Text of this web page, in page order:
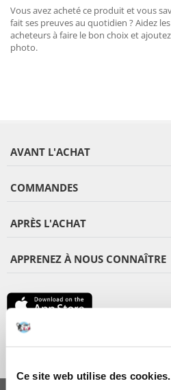
Ce site web utilise des cookies.
Vous avez acheté ce produit et vous
fait ses preuves au quotidien ? Aidez
acheteurs à faire le bon choix et
photo.
AVANT L'ACHAT
COMMANDES
APRÈS L'ACHAT
APPRENEZ À NOUS CONNAÎTRE